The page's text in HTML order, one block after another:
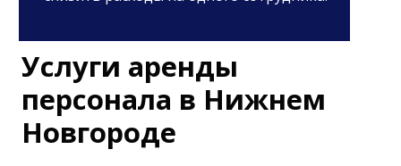
Услуги аренды
персонала в Нижнем
Новгороде